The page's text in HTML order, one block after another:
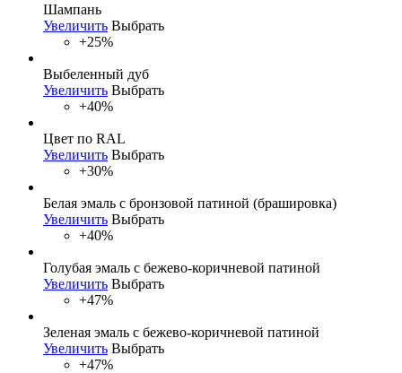
Шампань
Увеличить Выбрать
+25%
Выбеленный дуб
Увеличить Выбрать
+40%
Цвет по RAL
Увеличить Выбрать
+30%
Белая эмаль с бронзовой патиной (брашировка)
Увеличить Выбрать
+40%
Голубая эмаль с бежево-коричневой патиной
Увеличить Выбрать
+47%
Зеленая эмаль с бежево-коричневой патиной
Увеличить Выбрать
+47%